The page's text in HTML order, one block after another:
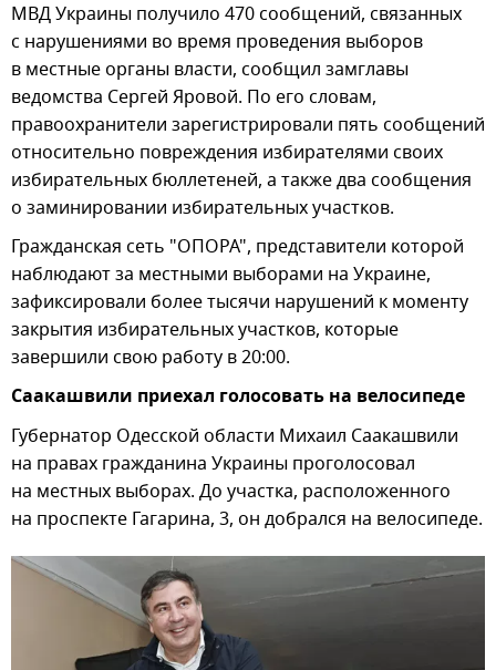
МВД Украины получило 470 сообщений, связанных
с нарушениями во время проведения выборов
в местные органы власти, сообщил замглавы
ведомства Сергей Яровой. По его словам,
правоохранители зарегистрировали пять сообщений
относительно повреждения избирателями своих
избирательных бюллетеней, а также два сообщения
о заминировании избирательных участков.
Гражданская сеть "ОПОРА", представители которой
наблюдают за местными выборами на Украине,
зафиксировали более тысячи нарушений к моменту
закрытия избирательных участков, которые
завершили свою работу в 20:00.
Саакашвили приехал голосовать на велосипеде
Губернатор Одесской области Михаил Саакашвили
на правах гражданина Украины проголосовал
на местных выборах. До участка, расположенного
на проспекте Гагарина, 3, он добрался на велосипеде.